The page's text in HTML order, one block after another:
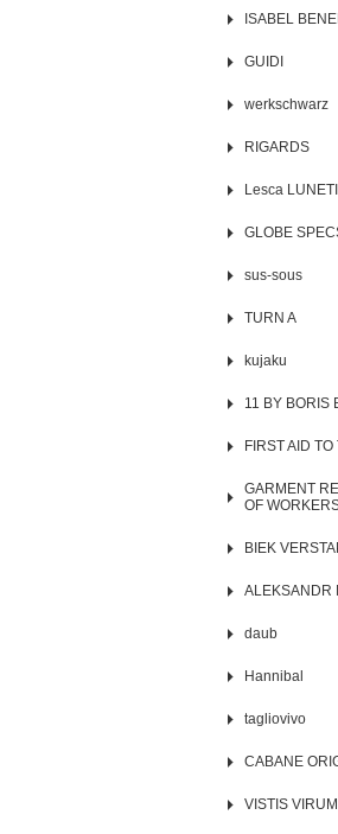
ISABEL
GUIDI
werkschwarz
RIGARDS
Lesca
GLOBE
sus-sous
TURN A
kujaku
11 BY BORIS
FIRST AID
GARMENT
OF
BIEK
ALEKSANDR
daub
Hannibal
tagliovivo
CABANE
VISTIS